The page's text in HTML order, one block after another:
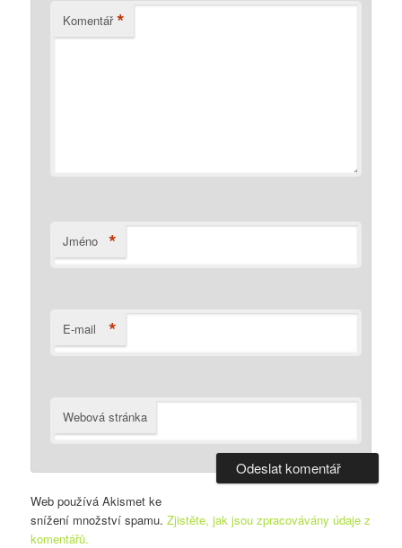
Komentář *
Jméno *
E-mail *
Webová stránka
Web používá Akismet ke
snížení množství spamu.Zjistěte, jak jsou zpracovávány údaje z
komentářů.